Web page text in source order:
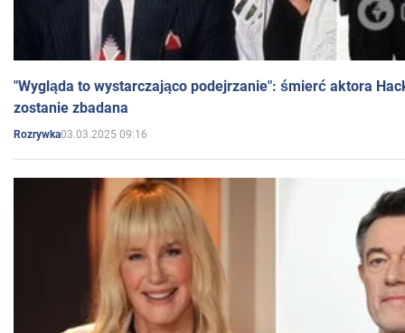
"Wygląda to wystarczająco podejrzanie": śmierć aktora
zostanie zbadana
Rozrywka03.03.2025 09:16